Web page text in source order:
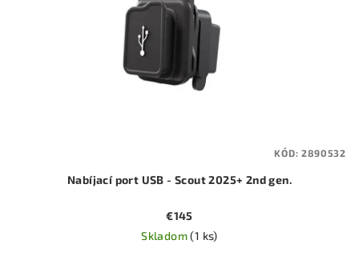
Nabíjací port USB - Scout 2025+ 2nd gen.
€145
Skladom(1 ks)
KÓD:2890532